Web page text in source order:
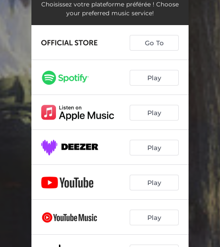
Choisissez votre plateforme préférée ! Choose
your preferred music service!
Go To
Play
Play
Play
Play
Play